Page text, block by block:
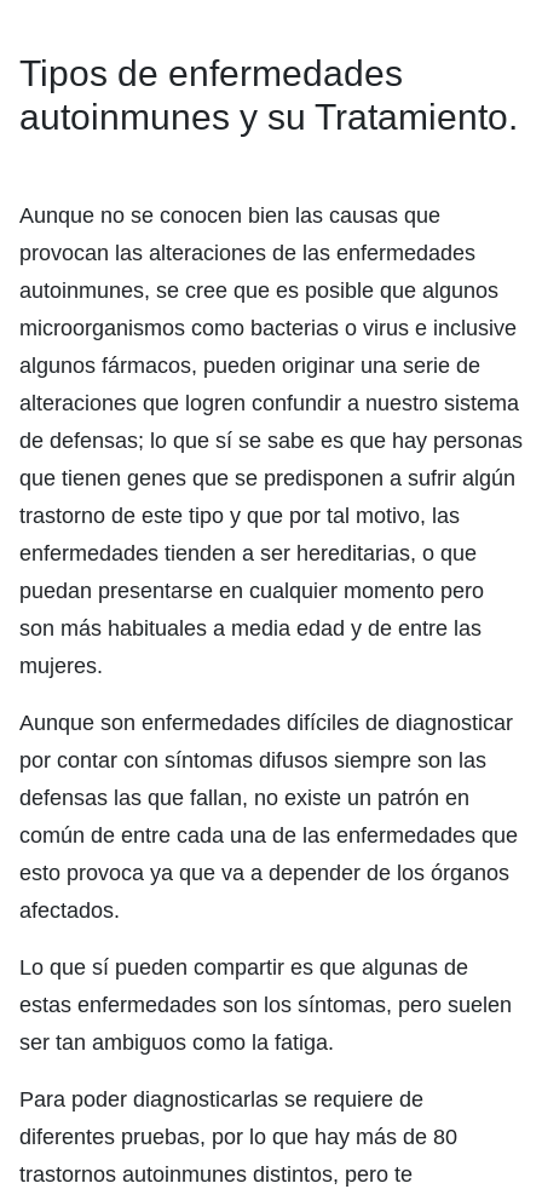
Tipos de enfermedades
autoinmunes y su Tratamiento.
Aunque no se conocen bien las causas que
provocan las alteraciones de las enfermedades
autoinmunes, se cree que es posible que algunos
microorganismos como bacterias o virus e inclusive
algunos fármacos, pueden originar una serie de
alteraciones que logren confundir a nuestro sistema
de defensas; lo que sí se sabe es que hay personas
que tienen genes que se predisponen a sufrir algún
trastorno de este tipo y que por tal motivo, las
enfermedades tienden a ser hereditarias, o que
puedan presentarse en cualquier momento pero
son más habituales a media edad y de entre las
mujeres.
Aunque son enfermedades difíciles de diagnosticar
por contar con síntomas difusos siempre son las
defensas las que fallan, no existe un patrón en
común de entre cada una de las enfermedades que
esto provoca ya que va a depender de los órganos
afectados.
Lo que sí pueden compartir es que algunas de
estas enfermedades son los síntomas, pero suelen
ser tan ambiguos como la fatiga.
Para poder diagnosticarlas se requiere de
diferentes pruebas, por lo que hay más de 80
trastornos autoinmunes distintos, pero te